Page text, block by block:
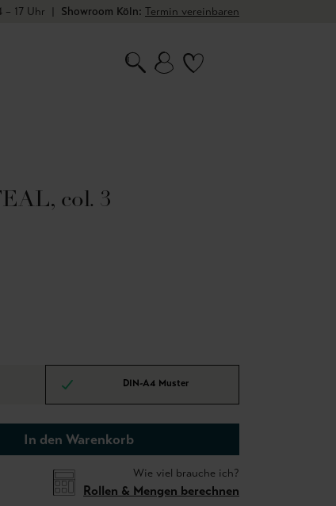
– 17 Uhr | Showroom Köln: Termin vereinbaren
col. 3
DIN-A4 Muster
In den Warenkorb
Wie viel brauche ich?
Rollen & Mengen berechnen